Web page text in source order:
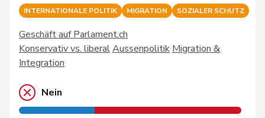
INTERNATIONALE POLITIK MIGRATION SOZIALER SCHUTZ
Geschäft auf Parlament.ch
Konservativ vs. liberalAussenpolitik Migration &
Integration
Nein